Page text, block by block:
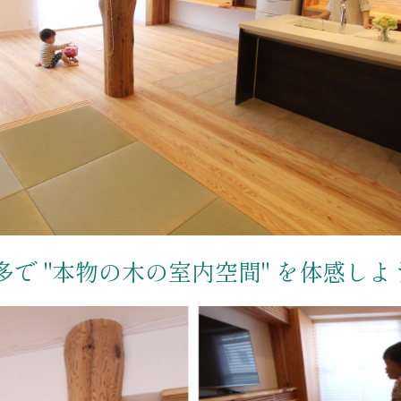
で "本物の木の室内空間" を体感しよ